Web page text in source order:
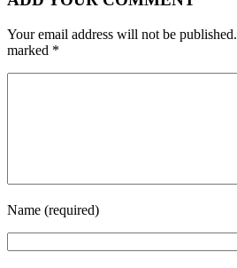
Your email address will not be published.
marked *
Name (required)